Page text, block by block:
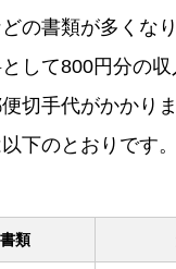
の書類が多くな
して800円分の収
切手代がかかりま
下のとおりです。
類